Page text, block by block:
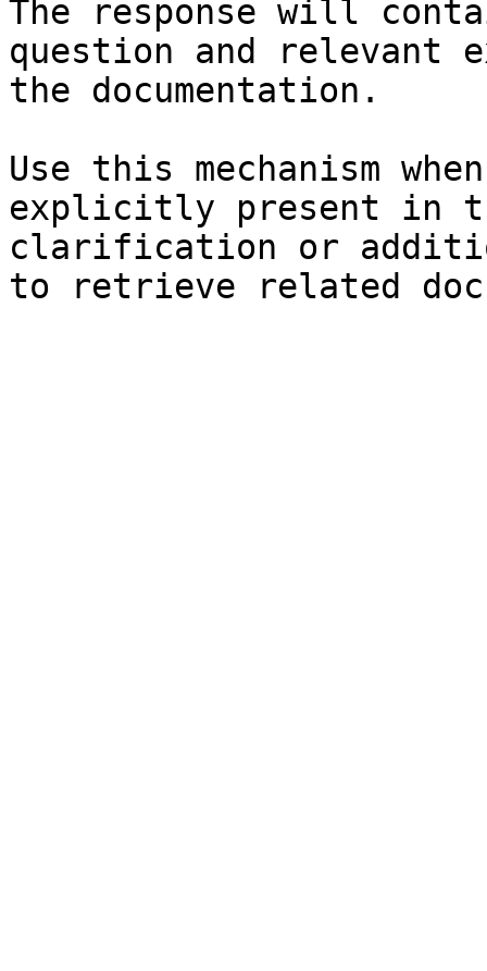
The response will
question and relevant
the documentation.
Use this mechanism
explicitly present in
clarification or